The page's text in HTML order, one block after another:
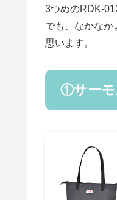
3つめのRDK-
でも、なかなか
思います。
①サーモ